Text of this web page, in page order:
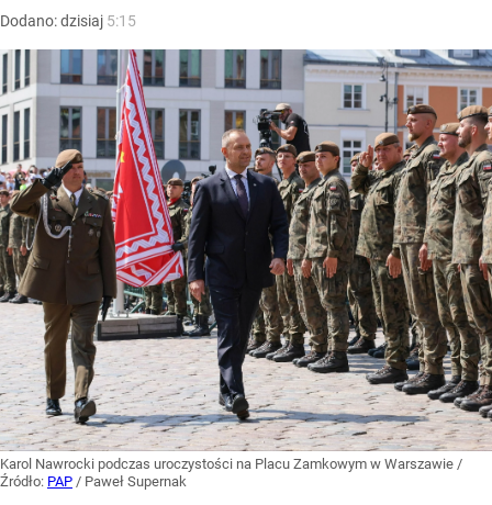
Dodano:dzisiaj 5:15
Karol Nawrocki podczas uroczystości na Placu Zamkowym w Warszawie /
Źródło: PAP / Paweł Supernak